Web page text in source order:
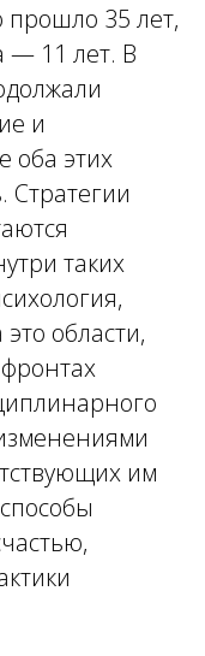
35 лет,
— 11 лет. В
и
оба этих
Стратегии
таких
области,
им